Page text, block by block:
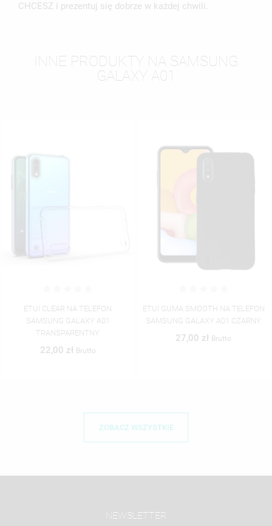
CHCESZ i prezentuj się dobrze w każdej chwili.
INNE PRODUKTY NA SAMSUNG
GALAXY A01
ETUI GUMA SMOOTH NA TELEFON
SAMSUNG GALAXY A01 CZARNY
27,00 zł
ETUI CLEAR NA TELEFON
SAMSUNG GALAXY A01
BOARDING-CARD2020-1-100
ZOBACZ WSZYSTKIE
NEWSLETTER